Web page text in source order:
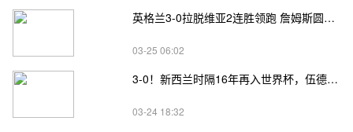
英格兰3-0拉脱维亚2连胜领跑 詹姆斯圆月弯刀凯恩埃泽建功
03-25 06:02
3-0！新西兰时隔16年再入世界杯，伍德将二度征战
03-24 18:32